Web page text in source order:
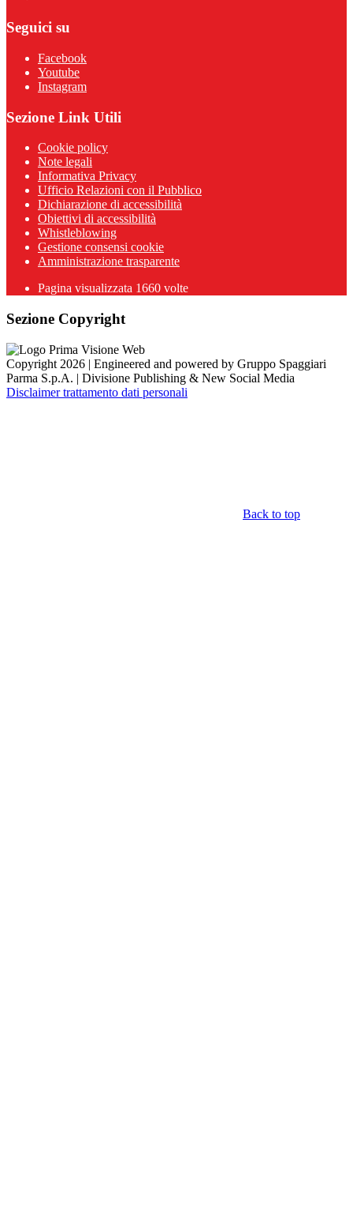
Seguici su
Facebook
Youtube
Instagram
Sezione Link Utili
Cookie policy
Note legali
Informativa Privacy
Ufficio Relazioni con il Pubblico
Dichiarazione di accessibilità
Obiettivi di accessibilità
Whistleblowing
Gestione consensi cookie
Amministrazione trasparente
Pagina visualizzata 1660 volte
Sezione Copyright
Copyright 2026 | Engineered and powered by Gruppo Spaggiari
Parma S.p.A. | Divisione Publishing & New Social Media
Disclaimer trattamento dati personali
Back to top